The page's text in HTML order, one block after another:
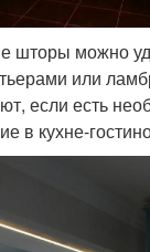
шторы можно
или
если есть
в кухне-